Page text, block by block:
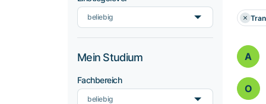
beliebig
Mein Studium
Fachbereich
beliebig
A
O